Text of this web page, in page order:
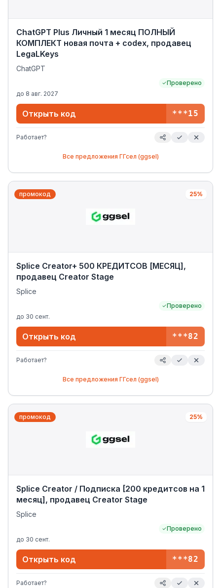
ChatGPT Plus Личный 1 месяц ПОЛНЫЙ
КОМПЛЕКТ новая почта + codex, продавец
LegaLKeys
ChatGPT
Проверено
до 8 авг. 2027
Открыть код ***15
Работает?
Все предложения ГГсел (ggsel)
промокод 25%
Splice Creator+ 500 КРЕДИТСОВ [МЕСЯЦ],
продавец Creator Stage
Splice
Проверено
до 30 сент.
Открыть код ***82
Работает?
Все предложения ГГсел (ggsel)
промокод 25%
Splice Creator / Подписка [200 кредитсов на 1
месяц], продавец Creator Stage
Splice
Проверено
до 30 сент.
Открыть код ***82
Работает?